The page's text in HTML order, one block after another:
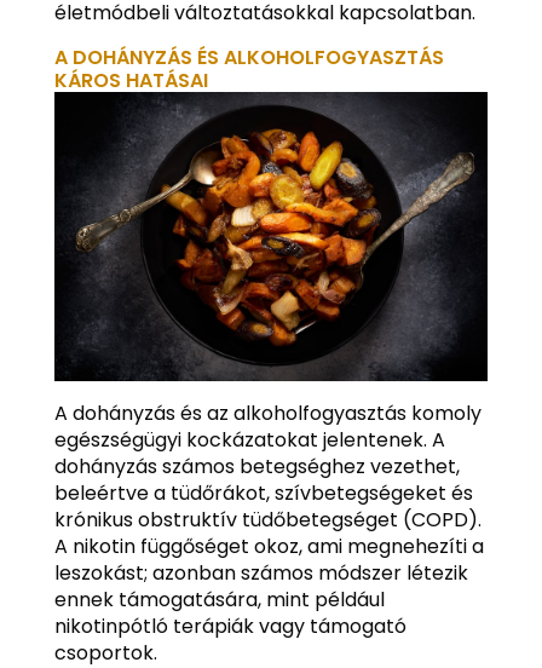
életmódbeli változtatásokkal kapcsolatban.
A DOHÁNYZÁS ÉS ALKOHOLFOGYASZTÁS
KÁROS HATÁSAI
A dohányzás és az alkoholfogyasztás komoly
egészségügyi kockázatokat jelentenek. A
dohányzás számos betegséghez vezethet,
beleértve a tüdőrákot, szívbetegségeket és
krónikus obstruktív tüdőbetegséget (COPD).
A nikotin függőséget okoz, ami megnehezíti a
leszokást; azonban számos módszer létezik
ennek támogatására, mint például
nikotinpótló terápiák vagy támogató
csoportok.